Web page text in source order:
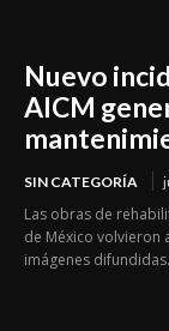
Nuevo
AICM
SIN CATEGORÍA
Las obras de
de México volvieron
imágenes